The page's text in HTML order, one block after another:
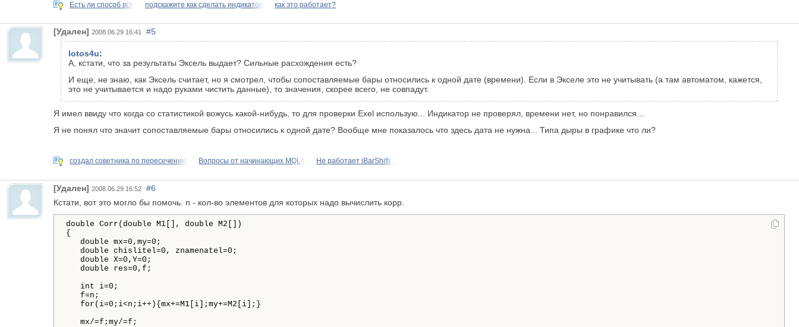
Есть ли способ всё подскажите как сделать индикатор как это работает?
[Удален] 2008.06.29 16:41 #5
lotos4u:
А, кстати, что за результаты Эксель выдает? Сильные расхождения есть?
И еще, не знаю, как Эксель считает, но я смотрел, чтобы сопоставляемые бары относились к одной дате (времени). Если в Экселе это не учитывать (а там автоматом, кажется,
это не учитывается и надо руками чистить данные), то значения, скорее всего, не совпадут.
Я имел ввиду что когда со статистикой вожусь какой-нибудь, то для проверки Exel использую... Индикатор не проверял, времени нет, но понравился...
Я не понял что значит сопоставляемые бары относились к одной дате? Вообще мне показалось что здесь дата не нужна... Типа дыры в графике что ли?
создал советника по пересечению Вопросы от начинающих MQL4 Не работает iBarShift( )
[Удален] 2008.06.29 16:52
#6
Кстати, вот это могло бы помочь. n - кол-во элементов для которых надо вычислить корр.
double Corr (double M1 [] , double M2 [])
{
double mx=0 , my=0 ;
double chislitel=0 , znamenatel=0 ;
double X=0 , Y=0 ;
double
res=0 , f ;
int
i=0 ;
f=n ;
for ( i=0 ; i<n ; i++ ){mx+=M1 [ i] ; my+=M2 [ i] ; }
mx/=f ; my/=f ;